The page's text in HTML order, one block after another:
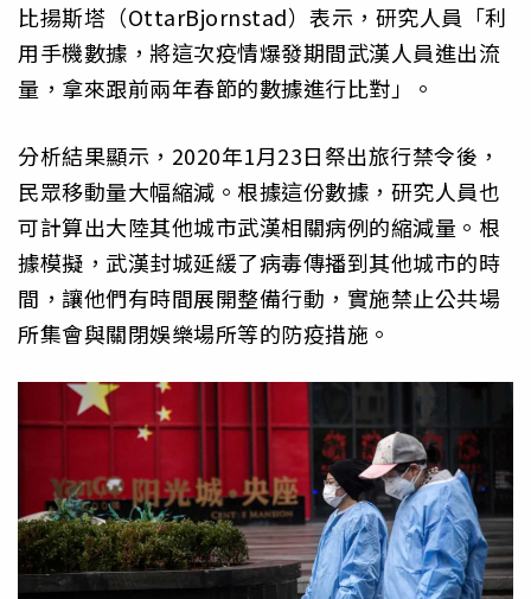
比揚斯塔（OttarBjornstad）表示，研究人員「利
用手機數據，將這次疫情爆發期間武漢人員進出流
量，拿來跟前兩年春節的數據進行比對」。
分析結果顯示，2020年1月23日祭出旅行禁令後，
民眾移動量大幅縮減。根據這份數據，研究人員也
可計算出大陸其他城市武漢相關病例的縮減量。根
據模擬，武漢封城延緩了病毒傳播到其他城市的時
間，讓他們有時間展開整備行動，實施禁止公共場
所集會與關閉娛樂場所等的防疫措施。